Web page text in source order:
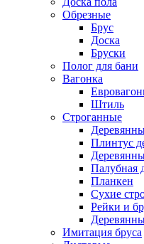
Обрезные
Брус
Доска
Бруски
Полог для бани
Вагонка
Штиль
Строганные
Плинтус
Палубная
Планкен
Сухие
Рейки и
Имитация бруса